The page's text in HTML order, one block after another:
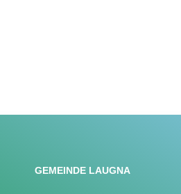
GEMEINDE LAUGNA